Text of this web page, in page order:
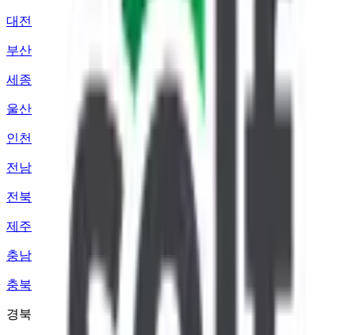
대전
부산
세종
울산
인천
전남
전북
제주
충남
충북
경북